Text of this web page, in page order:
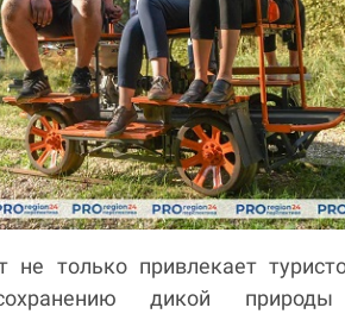
только привлекает
сохранению дикой